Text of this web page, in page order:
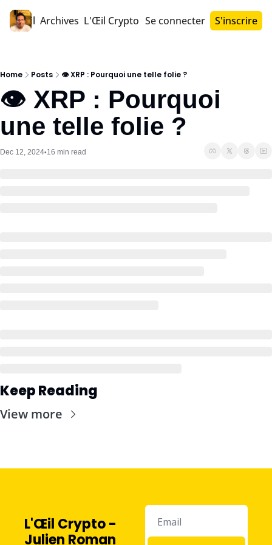
Accueil Archives L'Œil Crypto PRO™Se connecter S'inscrire
Home Posts 👁️ XRP : Pourquoi une telle folie ?
👁️ XRP : Pourquoi
une telle folie ?
Dec 12, 2024•16 min read
Keep Reading
View more
L'Œil Crypto -
Julien Roman